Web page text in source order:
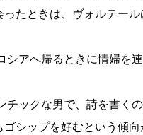
たときは、ヴォルテー
アへ帰るときに情婦を
チックな男で、詩を書く
ゴシップを好むという傾